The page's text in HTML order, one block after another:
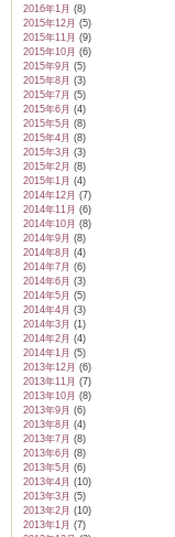
2016年1月 (8)
2015年12月 (5)
2015年11月 (9)
2015年10月 (6)
2015年9月 (5)
2015年8月 (3)
2015年7月 (5)
2015年6月 (4)
2015年5月 (8)
2015年4月 (8)
2015年3月 (3)
2015年2月 (8)
2015年1月 (4)
2014年12月 (7)
2014年11月 (6)
2014年10月 (8)
2014年9月 (8)
2014年8月 (4)
2014年7月 (6)
2014年6月 (3)
2014年5月 (5)
2014年4月 (3)
2014年3月 (1)
2014年2月 (4)
2014年1月 (5)
2013年12月 (6)
2013年11月 (7)
2013年10月 (8)
2013年9月 (6)
2013年8月 (4)
2013年7月 (8)
2013年6月 (8)
2013年5月 (6)
2013年4月 (10)
2013年3月 (5)
2013年2月 (10)
2013年1月 (7)